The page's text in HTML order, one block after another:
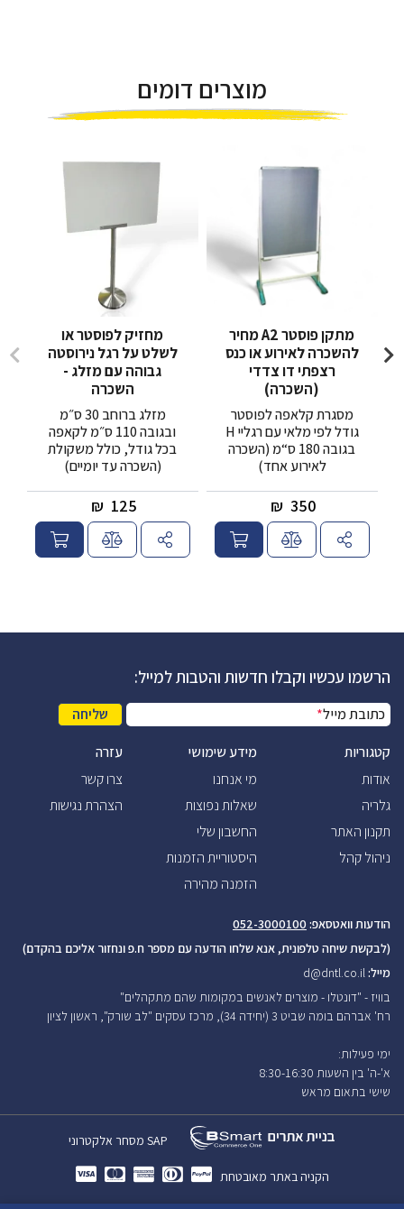
מוצרים דומים
מתקן פוסטר A2 מחיר
להשכרה לאירוע או כנס
רצפתי דו צדדי
(השכרה)
מסגרת קלאפה לפוסטר
גודל לפי מלאי עם רגליי H
בגובה 180 ס“מ (השכרה
לאירוע אחד)
350
₪
מחזיק לפוסטר או
לשלט על רגל נירוסטה
גבוהה עם מזלג -
השכרה
מזלג ברוחב 30 ס״מ
ובגובה 110 ס״מ לקאפה
בכל גודל, כולל משקולת
(השכרה עד יומיים)
125
₪
הרשמו עכשיו וקבלו חדשות והטבות למייל:
כתובת מייל*
שליחה
קטגוריות
אודות
גלריה
תקנון האתר
ניהול קהל
מידע שימושי
מי אנחנו
שאלות נפוצות
החשבון שלי
היסטוריית הזמנות
הזמנה מהירה
עזרה
צרו קשר
הצהרת נגישות
הודעות וואטסאפ: 052-3000100
(לבקשת שיחה טלפונית, אנא שלחו הודעה עם מספר ח.פ ונחזור אליכם בהקדם)
מייל: d@dntl.co.il
בוויז - "דונטלו - מוצרים לאנשים במקומות שהם מתקהלים"
רח' אברהם בומה שביט 3 (יחידה 34), מרכז עסקים "לב שורק", ראשון לציון
ימי פעילות:
א'-ה' בין השעות 8:30-16:30
שישי בתאום מראש
SAP מסחר אלקטרוני
הקניה באתר מאובטחת